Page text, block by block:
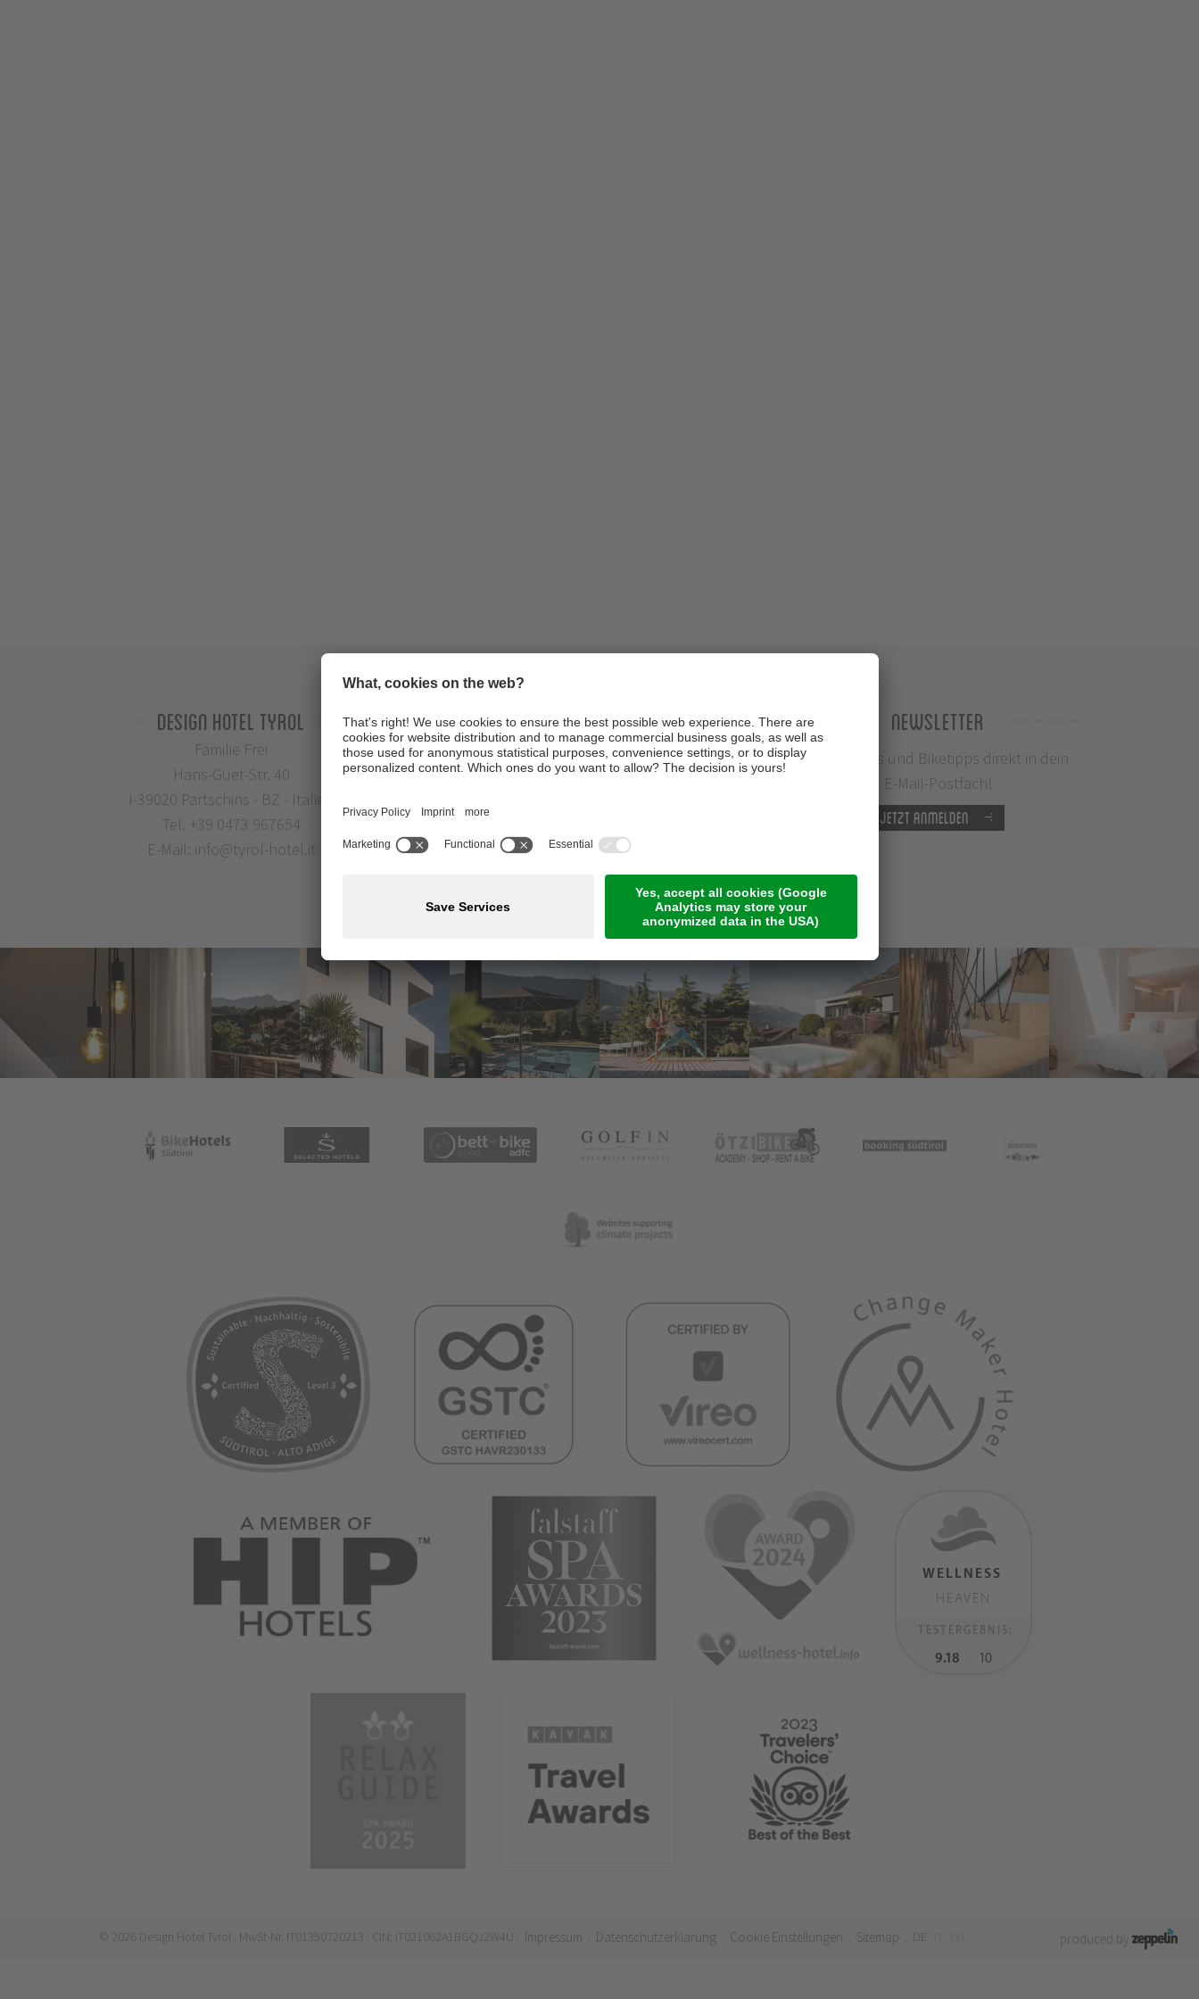
Design Hotel Tyrol
Familie Frei
Hans-Guet-Str. 40
I-39020 Partschins - BZ - Italien
Tel. +39 0473 967654
E-Mail: info@tyrol-hotel.it
Infos
Anreise
Jobs
Guestnet
Newsletter
Infos, News und Biketipps direkt in dein
E-Mail-Postfach!
Jetzt anmelden
WELLNESS
HEAVEN
TESTERGEBNIS:
9.18 10
© 2026 Design Hotel Tyrol . MwSt-Nr. IT01350720213 . CIN: IT021062A1BGQJ2W4U . Impressum . Datenschutzerklärung . Cookie Einstellungen . Sitemap . DE produced by